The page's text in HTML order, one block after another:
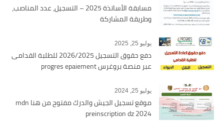
مسابقة الأساتذة 2025 – التسجيل، عدد المناصب،
وطريقة المشاركة
يوليو 25, 2025
دفع حقوق التسجيل 2026/2025 للطلبة القدامى
عبر منصة بروغرس progres epaiement
يوليو 25, 2024
موقع تسجيل الجيش والدرك مفتوح من هنا mdn
preinscription dz 2024